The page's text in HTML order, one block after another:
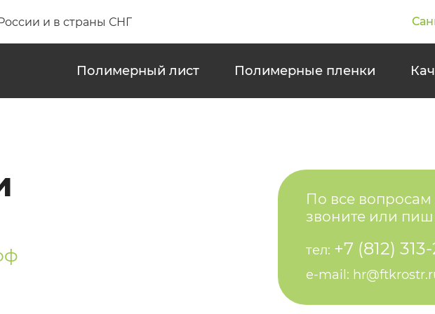
и в страны СНГ
Полимерный лист Полимерные пленки
По все вопросам
звоните или
тел: +7 (812)
e-mail: